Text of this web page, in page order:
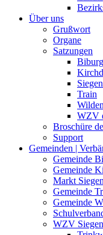
Über uns
Grußwort
Organe
Satzungen
Biburg
Train
WZV
Broschüre
Support
Gemeinden |
Gemeinde
Gemeinde
Markt
Gemeinde
Gemeinde
WZV